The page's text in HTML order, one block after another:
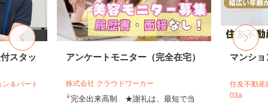
スタッ
＆パート
アンケートモニター（完全在宅）
株式会社 クラウドワーカー
完全出来高制 ★謝礼は、最短で当
マンシ
住友不動産
03a